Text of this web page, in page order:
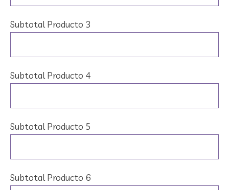
Subtotal Producto 3
Subtotal Producto 4
Subtotal Producto 5
Subtotal Producto 6